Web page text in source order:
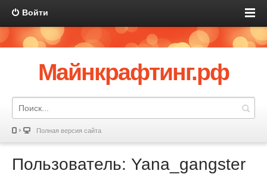
Войти
Майнкрафтинг.рф
Полная версия сайта
Пользователь: Yana_gangster